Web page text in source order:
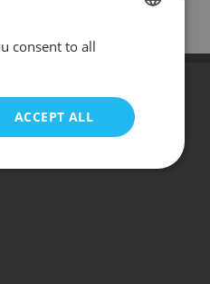
consent to all
ACCEPT ALL